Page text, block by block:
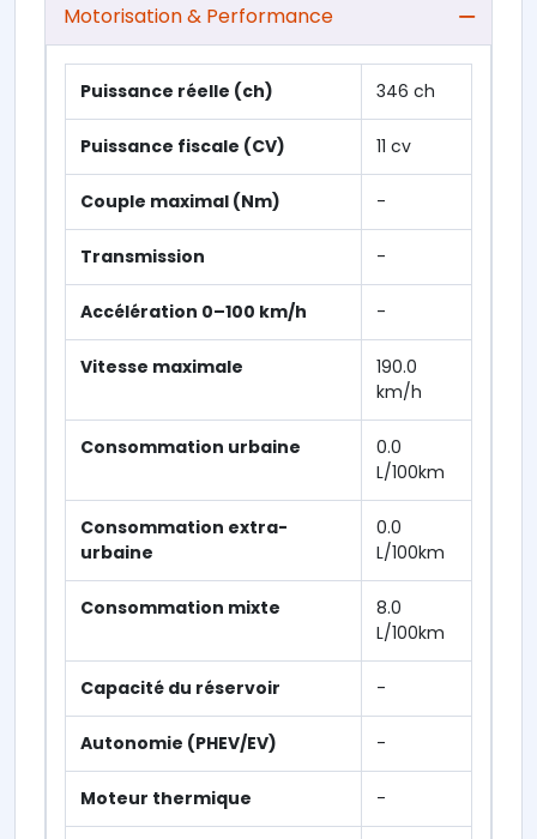
Motorisation & Performance
Puissance réelle (ch) 346 ch
Puissance fiscale (CV) 11 cv
Couple maximal (Nm) -
Transmission -
Accélération 0–100 km/h -
Vitesse maximale
190.0
km/h
Consommation urbaine
0.0
L/100km
Consommation extra-
urbaine
0.0
L/100km
Consommation mixte
8.0
L/100km
Capacité du réservoir -
Autonomie (PHEV/EV) -
Moteur thermique -